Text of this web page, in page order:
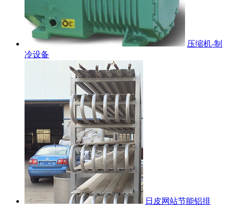
压缩机-制
冷设备
日皮网站节能铝排